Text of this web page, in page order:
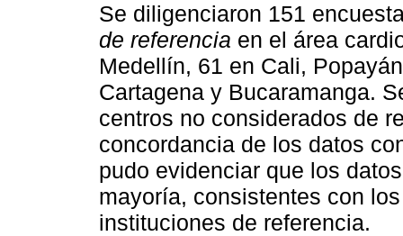
Se diligenciaron 151
de referencia en el área
Medellín, 61 en Cali,
Cartagena y Bucaramanga.
centros no considerados de
concordancia de los datos
pudo evidenciar que los
mayoría, consistentes con
instituciones de referencia.